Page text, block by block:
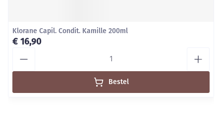
Klorane Capil. Condit. Kamille 200ml
€ 16,90
Bestel